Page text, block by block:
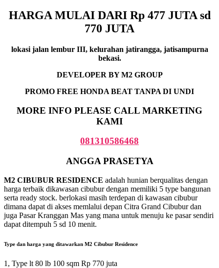
HARGA MULAI DARI Rp 477 JUTA sd
770 JUTA
lokasi jalan lembur III, kelurahan jatirangga, jatisampurna
bekasi.
DEVELOPER BY M2 GROUP
PROMO FREE HONDA BEAT TANPA DI UNDI
MORE INFO PLEASE CALL MARKETING
KAMI
081310586468
ANGGA PRASETYA
M2 CIBUBUR RESIDENCE adalah hunian berqualitas dengan
harga terbaik dikawasan cibubur dengan memiliki 5 type bangunan
serta ready stock. berlokasi masih terdepan di kawasan cibubur
dimana dapat di akses memlalui depan Citra Grand Cibubur dan
juga Pasar Kranggan Mas yang mana untuk menuju ke pasar sendiri
dapat ditempuh 5 sd 10 menit.
Type dan harga yang ditawarkan M2 Cibubur Residence
1, Type lt 80 lb 100 sqm Rp 770 juta